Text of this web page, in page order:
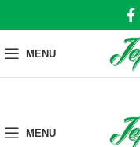
MENU
MENU